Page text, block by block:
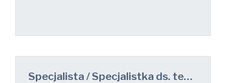
Specjalista / Specjalistka ds. technicznego nadzoru nieruchomości (budynki mieszkalne)